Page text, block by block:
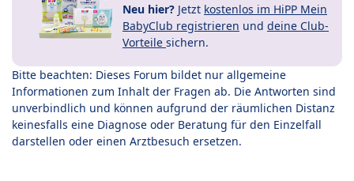
Neu hier? Jetzt kostenlos im HiPP Mein
BabyClub registrieren und deine Club-
Vorteile sichern.
Bitte beachten: Dieses Forum bildet nur allgemeine
Informationen zum Inhalt der Fragen ab. Die Antworten sind
unverbindlich und können aufgrund der räumlichen Distanz
keinesfalls eine Diagnose oder Beratung für den Einzelfall
darstellen oder einen Arztbesuch ersetzen.